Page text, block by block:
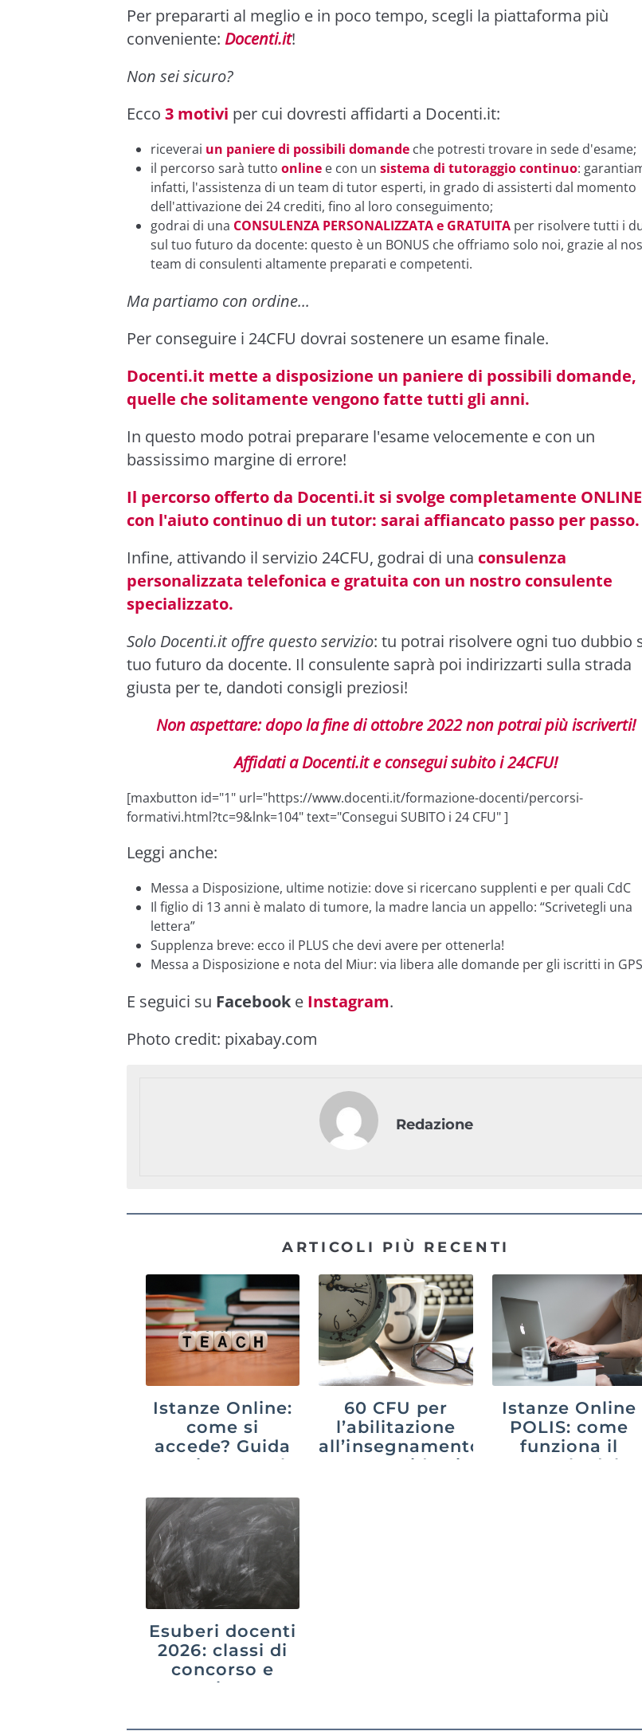
Per prepararti al meglio e in poco tempo, scegli la piattaforma più
conveniente: Docenti.it!
Non sei sicuro?
Ecco 3 motivi per cui dovresti affidarti a Docenti.it:
riceverai un paniere di possibili domande che potresti trovare in sede d'esame;
il percorso sarà tutto online e con un sistema di tutoraggio continuo:
infatti, l'assistenza di un team di tutor esperti, in grado di assisterti dal momento
dell'attivazione dei 24 crediti, fino al loro conseguimento;
godrai di una CONSULENZA PERSONALIZZATA e GRATUITA per risolvere tutti i
sul tuo futuro da docente: questo è un BONUS che offriamo solo noi, grazie al
team di consulenti altamente preparati e competenti.
Ma partiamo con ordine...
Per conseguire i 24CFU dovrai sostenere un esame finale.
Docenti.it mette a disposizione un paniere di possibili domande,
quelle che solitamente vengono fatte tutti gli anni.
In questo modo potrai preparare l'esame velocemente e con un
bassissimo margine di errore!
Il percorso offerto da Docenti.it si svolge completamente
con l'aiuto continuo di un tutor: sarai affiancato passo per passo.
Infine, attivando il servizio 24CFU, godrai di una consulenza
personalizzata telefonica e gratuita con un nostro consulente
specializzato.
Solo Docenti.it offre questo servizio: tu potrai risolvere ogni tuo dubbio
tuo futuro da docente. Il consulente saprà poi indirizzarti sulla strada
giusta per te, dandoti consigli preziosi!
Non aspettare: dopo la fine di ottobre 2022 non potrai più iscriverti!
Affidati a Docenti.it e consegui subito i 24CFU!
[maxbutton id="1" url="https://www.docenti.it/formazione-docenti/percorsi-
formativi.html?tc=9&lnk=104" text="Consegui SUBITO i 24 CFU" ]
Leggi anche:
Messa a Disposizione, ultime notizie: dove si ricercano supplenti e per quali CdC
Il figlio di 13 anni è malato di tumore, la madre lancia un appello: “Scrivetegli una
lettera”
Supplenza breve: ecco il PLUS che devi avere per ottenerla!
Messa a Disposizione e nota del Miur: via libera alle domande per gli iscritti in
E seguici su Facebook e Instagram.
Photo credit: pixabay.com
Redazione
ARTICOLI PIÙ RECENTI
Istanze Online:
come si
accede? Guida
aggiornata al
60 CFU per
l’abilitazione
all’insegnamento
2026: guida ai
Istanze Online
POLIS: come
funziona il
portale del
Esuberi docenti
2026: classi di
concorso e
province a